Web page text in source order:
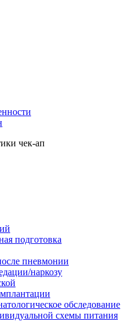
чек-ап
подготовка
пневмонии
наркозу
обследование
схемы питания